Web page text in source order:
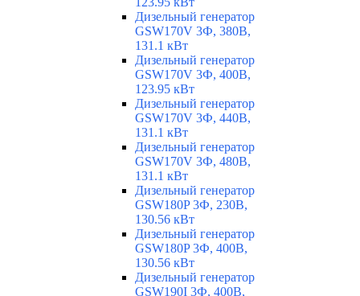
Дизельный генератор
GSW170V 3Ф, 380В,
131.1 кВт
Дизельный генератор
GSW170V 3Ф, 400В,
123.95 кВт
Дизельный генератор
GSW170V 3Ф, 440В,
131.1 кВт
Дизельный генератор
GSW170V 3Ф, 480В,
131.1 кВт
Дизельный генератор
GSW180P 3Ф, 230В,
130.56 кВт
Дизельный генератор
GSW180P 3Ф, 400В,
130.56 кВт
Дизельный генератор
GSW190I 3Ф, 400В,